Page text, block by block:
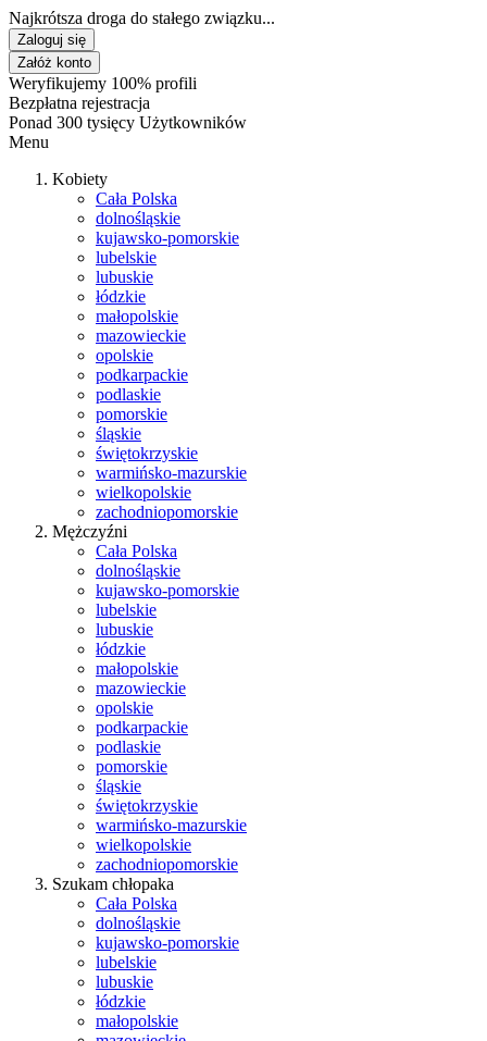
Najkrótsza droga do stałego związku...
Zaloguj się
Załóż konto
Weryfikujemy 100% profili
Bezpłatna rejestracja
Ponad 300 tysięcy Użytkowników
Menu
Kobiety
Cała Polska
dolnośląskie
kujawsko-pomorskie
lubelskie
lubuskie
łódzkie
małopolskie
mazowieckie
opolskie
podkarpackie
podlaskie
pomorskie
śląskie
świętokrzyskie
warmińsko-mazurskie
wielkopolskie
zachodniopomorskie
Mężczyźni
Cała Polska
dolnośląskie
kujawsko-pomorskie
lubelskie
lubuskie
łódzkie
małopolskie
mazowieckie
opolskie
podkarpackie
podlaskie
pomorskie
śląskie
świętokrzyskie
warmińsko-mazurskie
wielkopolskie
zachodniopomorskie
Szukam chłopaka
Cała Polska
dolnośląskie
kujawsko-pomorskie
lubelskie
lubuskie
łódzkie
małopolskie